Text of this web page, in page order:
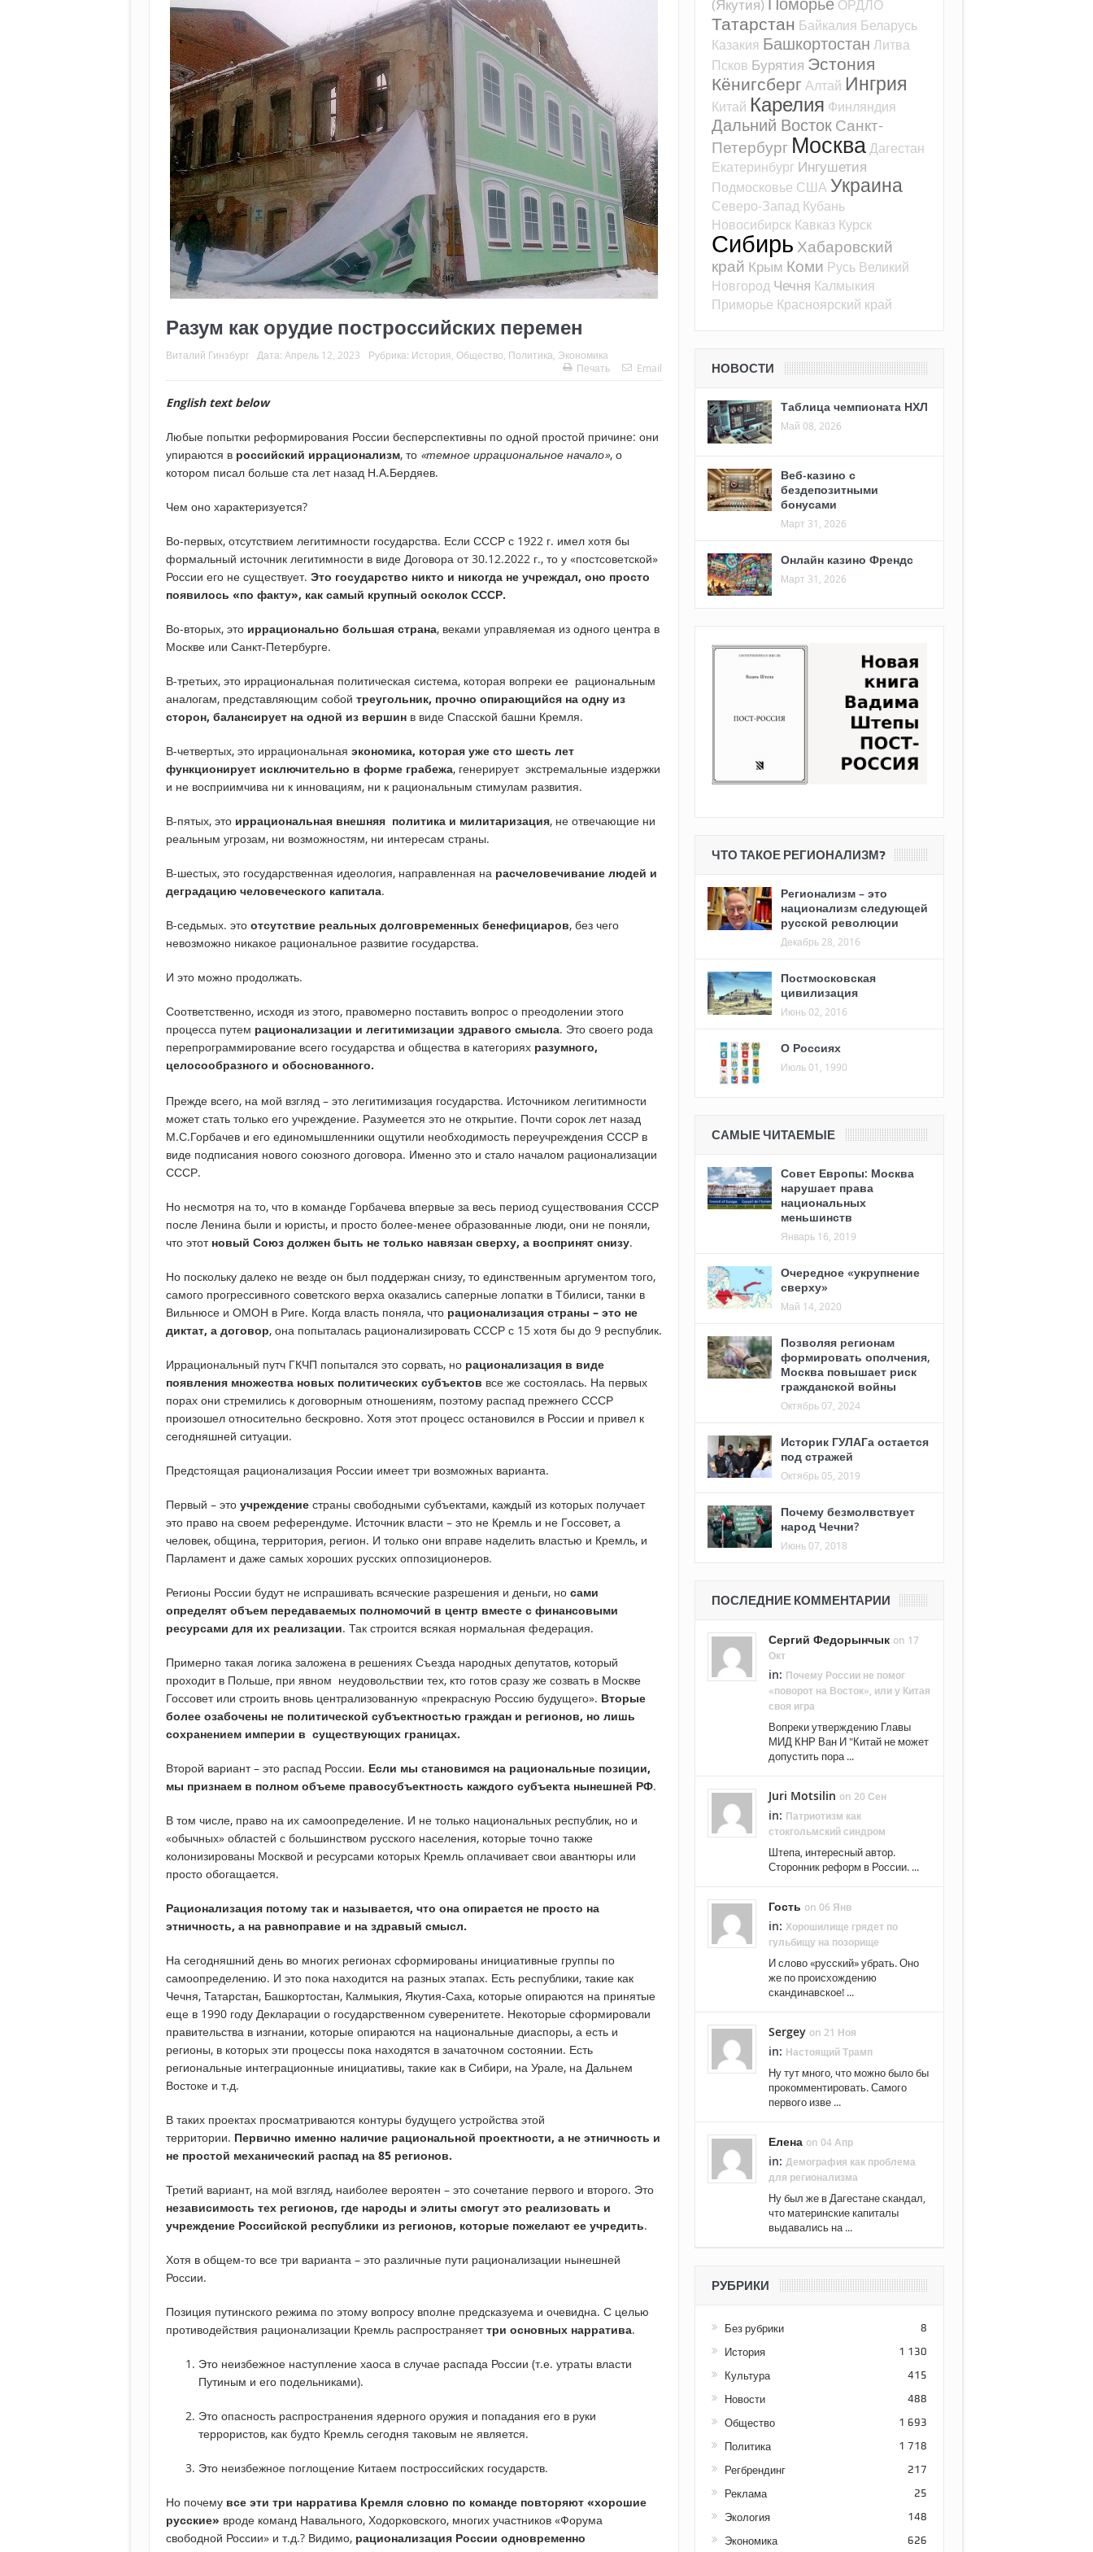
Разум как орудие построссийских перемен
Виталий Гинзбург Дата: Апрель 12, 2023 Рубрика: История Общество Политика Экономика
Печать
Email
English text below
Любые попытки реформирования России бесперспективны по одной простой причине: они
упираются в российский иррационализм, то «темное иррациональное начало», о
котором писал больше ста лет назад Н.А.Бердяев.
Чем оно характеризуется?
Во-первых, отсутствием легитимности государства. Если СССР с 1922 г. имел хотя бы
формальный источник легитимности в виде Договора от 30.12.2022 г., то у «постсоветской»
России его не существует. Это государство никто и никогда не учреждал, оно просто
появилось «по факту», как самый крупный осколок СССР.
Во-вторых, это иррационально большая страна, веками управляемая из одного центра в
Москве или Санкт-Петербурге.
В-третьих, это иррациональная политическая система, которая вопреки ее рациональным
аналогам, представляющим собой треугольник, прочно опирающийся на одну из
сторон, балансирует на одной из вершин в виде Спасской башни Кремля.
В-четвертых, это иррациональная экономика, которая уже сто шесть лет
функционирует исключительно в форме грабежа, генерирует экстремальные издержки
и не восприимчива ни к инновациям, ни к рациональным стимулам развития.
В-пятых, это иррациональная внешняя политика и милитаризация, не отвечающие ни
реальным угрозам, ни возможностям, ни интересам страны.
В-шестых, это государственная идеология, направленная на расчеловечивание людей и
деградацию человеческого капитала.
В-седьмых. это отсутствие реальных долговременных бенефициаров, без чего
невозможно никакое рациональное развитие государства.
И это можно продолжать.
Соответственно, исходя из этого, правомерно поставить вопрос о преодолении этого
процесса путем рационализации и легитимизации здравого смысла. Это своего рода
перепрограммирование всего государства и общества в категориях разумного,
целосообразного и обоснованного.
Прежде всего, на мой взгляд – это легитимизация государства. Источником легитимности
может стать только его учреждение. Разумеется это не открытие. Почти сорок лет назад
М.С.Горбачев и его единомышленники ощутили необходимость переучреждения СССР в
виде подписания нового союзного договора. Именно это и стало началом рационализации
СССР.
Но несмотря на то, что в команде Горбачева впервые за весь период существования СССР
после Ленина были и юристы, и просто более-менее образованные люди, они не поняли,
что этот новый Союз должен быть не только навязан сверху, а воспринят снизу.
Но поскольку далеко не везде он был поддержан снизу, то единственным аргументом того,
самого прогрессивного советского верха оказались саперные лопатки в Тбилиси, танки в
Вильнюсе и ОМОН в Риге. Когда власть поняла, что рационализация страны – это не
диктат, а договор, она попыталась рационализировать СССР с 15 хотя бы до 9 республик.
Иррациональный путч ГКЧП попытался это сорвать, но рационализация в виде
появления множества новых политических субъектов все же состоялась. На первых
порах они стремились к договорным отношениям, поэтому распад прежнего СССР
произошел относительно бескровно. Хотя этот процесс остановился в России и привел к
сегодняшней ситуации.
Предстоящая рационализация России имеет три возможных варианта.
Первый – это учреждение страны свободными субъектами, каждый из которых получает
это право на своем референдуме. Источник власти – это не Кремль и не Госсовет, а
человек, община, территория, регион. И только они вправе наделить властью и Кремль, и
Парламент и даже самых хороших русских оппозиционеров.
Регионы России будут не испрашивать всяческие разрешения и деньги, но сами
определят объем передаваемых полномочий в центр вместе с финансовыми
ресурсами для их реализации. Так строится всякая нормальная федерация.
Примерно такая логика заложена в решениях Съезда народных депутатов, который
проходит в Польше, при явном неудовольствии тех, кто готов сразу же созвать в Москве
Госсовет или строить вновь централизованную «прекрасную Россию будущего». Вторые
более озабочены не политической субъектностью граждан и регионов, но лишь
сохранением империи в существующих границах.
Второй вариант – это распад России. Если мы становимся на рациональные позиции,
мы признаем в полном объеме правосубъектность каждого субъекта нынешней РФ.
В том числе, право на их самоопределение. И не только национальных республик, но и
«обычных» областей с большинством русского населения, которые точно также
колонизированы Москвой и ресурсами которых Кремль оплачивает свои авантюры или
просто обогащается.
Рационализация потому так и называется, что она опирается не просто на
этничность, а на равноправие и на здравый смысл.
На сегодняшний день во многих регионах сформированы инициативные группы по
самоопределению. И это пока находится на разных этапах. Есть республики, такие как
Чечня, Татарстан, Башкортостан, Калмыкия, Якутия-Саха, которые опираются на принятые
еще в 1990 году Декларации о государственном суверенитете. Некоторые сформировали
правительства в изгнании, которые опираются на национальные диаспоры, а есть и
регионы, в которых эти процессы пока находятся в зачаточном состоянии. Есть
региональные интеграционные инициативы, такие как в Сибири, на Урале, на Дальнем
Востоке и т.д.
В таких проектах просматриваются контуры будущего устройства этой
территории. Первично именно наличие рациональной проектности, а не этничность и
не простой механический распад на 85 регионов.
Третий вариант, на мой взгляд, наиболее вероятен – это сочетание первого и второго. Это
независимость тех регионов, где народы и элиты смогут это реализовать и
учреждение Российской республики из регионов, которые пожелают ее учредить.
Хотя в общем-то все три варианта – это различные пути рационализации нынешней
России.
Позиция путинского режима по этому вопросу вполне предсказуема и очевидна. С целью
противодействия рационализации Кремль распространяеттри основных нарратива.
Это неизбежное наступление хаоса в случае распада России (т.е. утраты власти
Путиным и его подельниками).
Это опасность распространения ядерного оружия и попадания его в руки
террористов, как будто Кремль сегодня таковым не является.
Это неизбежное поглощение Китаем построссийских государств.
Но почему все эти три нарратива Кремля словно по команде повторяют «хорошие
русские» вроде команд Навального, Ходорковского, многих участников «Форума
свободной России» и т.д.? Видимо, рационализация России одновременно
(Якутия)
ОРДЛО
Татарстан Байкалия Беларусь
Казакия Башкортостан Литва
Псков Бурятия Эстония
Кёнигсберг Алтай Ингрия
Китай Карелия Финляндия
Дальний Восток Санкт-
Петербург МоскваДагестан
Екатеринбург Ингушетия
Подмосковье США Украина
Северо-Запад Кубань
Новосибирск Кавказ Курск
Сибирь Хабаровский
край Крым Коми Русь Великий
Новгород Чечня Калмыкия
Приморье Красноярский край
НОВОСТИ
Таблица чемпионата НХЛ
Май 08, 2026
Веб-казино с
бездепозитными
бонусами
Март 31, 2026
Онлайн казино Френдс
Март 31, 2026
ЧТО ТАКОЕ РЕГИОНАЛИЗМ?
Регионализм – это
национализм следующей
русской революции
Декабрь 28, 2016
Постмосковская
цивилизация
Июнь 02, 2016
О Россиях
Июль 01, 1990
САМЫЕ ЧИТАЕМЫЕ
Совет Европы: Москва
нарушает права
национальных
меньшинств
Январь 16, 2019
Очередное «укрупнение
сверху»
Май 14, 2020
Позволяя регионам
формировать ополчения,
Москва повышает риск
гражданской войны
Октябрь 07, 2024
Историк ГУЛАГа остается
под стражей
Октябрь 05, 2019
Почему безмолвствует
народ Чечни?
Июнь 07, 2018
ПОСЛЕДНИЕ КОММЕНТАРИИ
Сергий Федорынчык on 17
Окт
in: Почему России не помог
«поворот на Восток», или у Китая
своя игра
Вопреки утверждению Главы
МИД КНР Ван И "Китай не может
допустить пора ...
Juri Motsilin on 20 Сен
in: Патриотизм как
стокгольмский синдром
Штепа, интересный автор.
Сторонник реформ в России. ...
Гость on 06 Янв
in: Хорошилище грядет по
гульбищу на позорище
И слово «русский» убрать. Оно
же по происхождению
скандинавское! ...
Sergey on 21 Ноя
in: Настоящий Трамп
Ну тут много, что можно было бы
прокомментировать. Самого
первого изве ...
Елена on 04 Апр
in: Демография как проблема
для регионализма
Ну был же в Дагестане скандал,
что материнские капиталы
выдавались на ...
РУБРИКИ
Без рубрики 8
История 1 130
Культура 415
Новости 488
Общество 1 693
Политика 1 718
Регбрендинг 217
Реклама 25
Экология 148
Экономика 626